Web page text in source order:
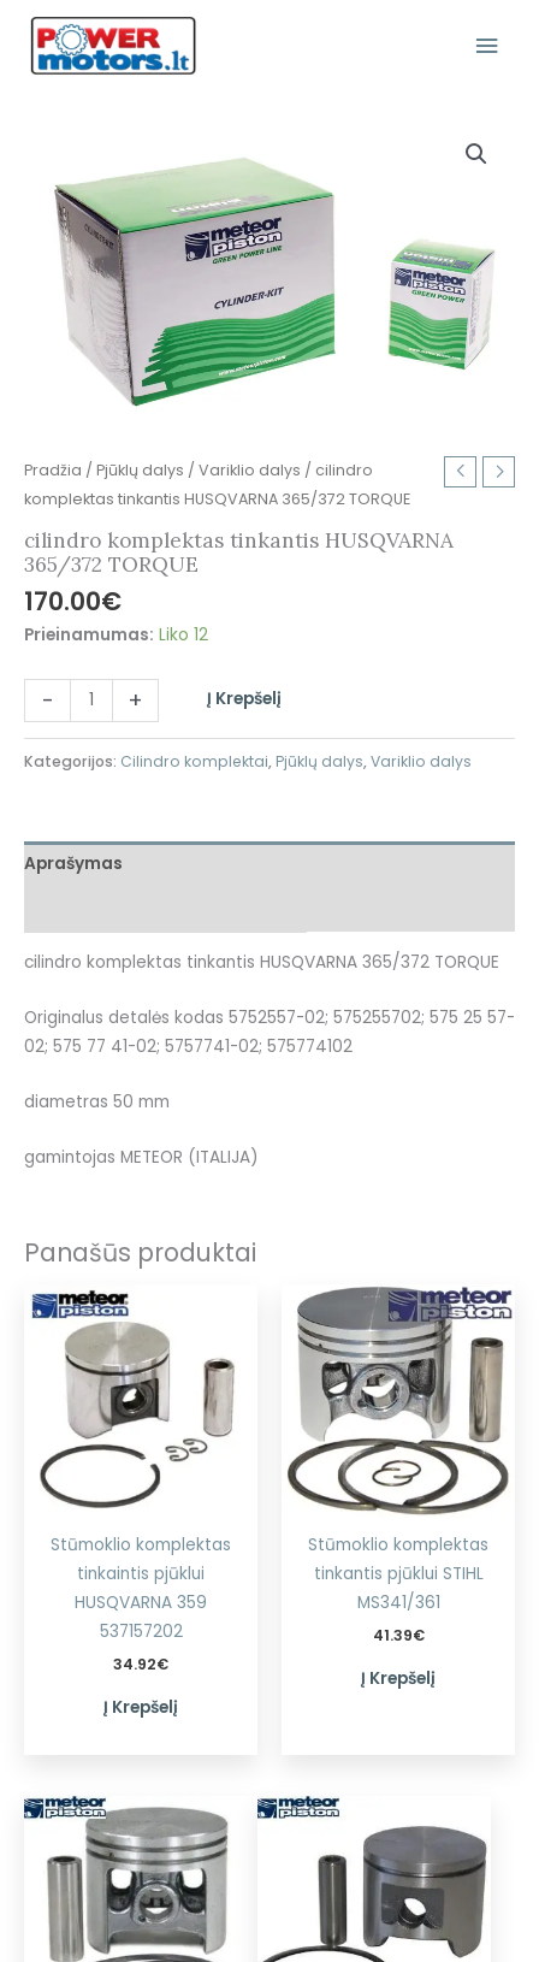
Pereiti
turinio
Pradžia / Pjūklų dalys / Variklio dalys / cilindro
komplektas tinkantis HUSQVARNA 365/372 TORQUE
cilindro komplektas tinkantis HUSQVARNA
365/372 TORQUE
170.00€
Prieinamumas: Liko 12
-
cilindro
komplektas
tinkantis
HUSQVARNA
365/372
TORQUE
+ Į Krepšelį
Kategorijos: Cilindro komplektai, Pjūklų dalys,Variklio dalys
Aprašymas
cilindro komplektas tinkantis HUSQVARNA 365/372 TORQUE
Originalus detalės kodas 5752557-02; 575255702; 575 25 57-
02; 575 77 41-02; 5757741-02; 575774102
diametras 50 mm
gamintojas METEOR (ITALIJA)
Panašūs produktai
Stūmoklio komplektas
tinkaintis pjūklui
HUSQVARNA 359
537157202
34.92€
Į Krepšelį
Stūmoklio komplektas
tinkantis pjūklui STIHL
MS341/361
41.39€
Į Krepšelį